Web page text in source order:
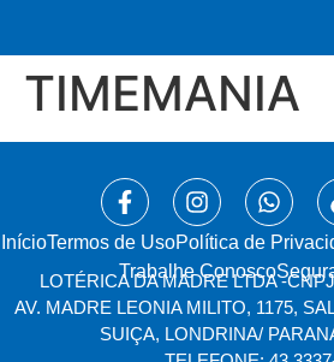
TIMEMANIA
Início⁠Termos de UsoPolítica de
Trabalhe Conosco
LOTÉRICA DA MADRE LTDA -
AV. MADRE LEONIA MILITO, 1175,
SUIÇA, LONDRINA/